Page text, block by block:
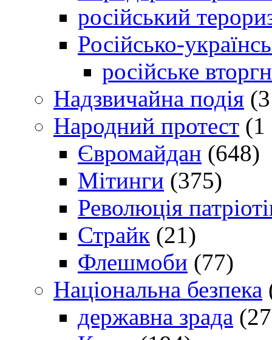
російський
Російсько-
російське
Надзвичайна подія
Народний протест (1
Євромайдан (648)
Мітинги (375)
Революція
Страйк (21)
Флешмоби (77)
Національна безпека
державна зрада